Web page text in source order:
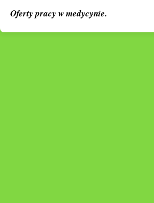
Oferty pracy w medycynie.